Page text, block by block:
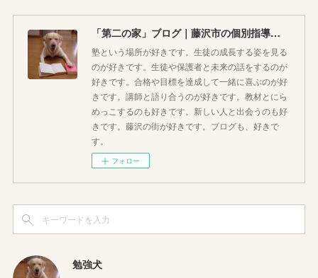
「第二の家」ブログ｜藤沢市の個別指導塾のお話
塾という場所が好きです。生徒の成長する姿を見る
のが好きです。生徒や保護者と未来の話をするのが
好きです。合格や目標を達成して一緒に喜ぶのが好
きです。講師と語り合うのが好きです。教材とにら
めっこするのも好きです。新しい人と出会うのも好
きです。藤沢の街が好きです。ブログも、好きで
す。
フォロー
勉強犬